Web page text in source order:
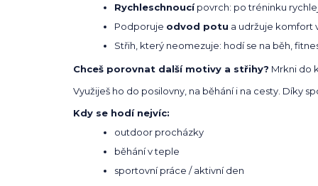
Rychleschnoucípovrch: po tréninku
Podporuje odvod potu a udržuje komfort
Střih, který neomezuje: hodí se na běh,
Chceš porovnat další motivy a střihy? Mrkni do
Využiješ ho do posilovny, na běhání i na cesty. Díky
Kdy se hodí nejvíc:
outdoor procházky
běhání v teple
sportovní práce / aktivní den